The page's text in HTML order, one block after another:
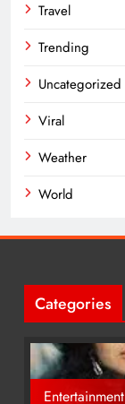
Travel
Trending
Uncategorized
Viral
Weather
World
Categories
Entertainment